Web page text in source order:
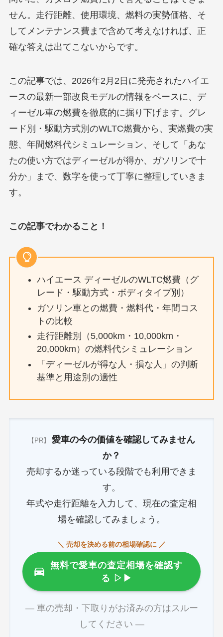
せん。走行距離、使用環境、燃料の実勢価格、そ
してメンテナンス費まで含めて考えなければ、正
確な答えは出てこないからです。
この記事では、2026年2月2日に発売されたハイエ
ースの最新一部改良モデルの情報をベースに、デ
ィーゼル車の燃費を徹底的に掘り下げます。グレ
ード別・駆動方式別のWLTC燃費から、実燃費の実
態、年間燃料代シミュレーション、そして「あな
たの使い方ではディーゼルが得か、ガソリンで十
分か」まで、数字を使って丁寧に整理していきま
す。
この記事でわかること！
ハイエース ディーゼルのWLTC燃費（グ
レード・駆動方式・ボディタイプ別）
ガソリン車との燃費・燃料代・年間コス
トの比較
走行距離別（5,000km・10,000km・
20,000km）の燃料代シミュレーション
「ディーゼルが得な人・損な人」の判断
基準と用途別の適性
【PR】
愛車の今の価値を確認してみません
か？
売却するか迷っている段階でも利用できま
す。
年式や走行距離を入力して、現在の査定相
場を確認してみましょう。
＼ 売却を決める前の相場確認に ／
無料で愛車の査定相場を確認す
る ▷▶
― 車の売却・下取りがお済みの方はスルー
してください ―